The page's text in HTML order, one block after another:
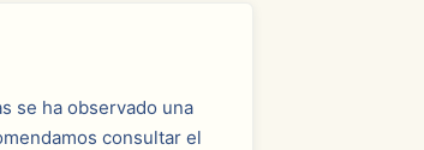
se ha observado una
consultar el